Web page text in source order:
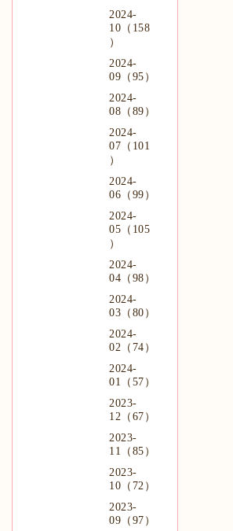
2024-
10（158
）
2024-
09（95）
2024-
08（89）
2024-
07（101
）
2024-
06（99）
2024-
05（105
）
2024-
04（98）
2024-
03（80）
2024-
02（74）
2024-
01（57）
2023-
12（67）
2023-
11（85）
2023-
10（72）
2023-
09（97）